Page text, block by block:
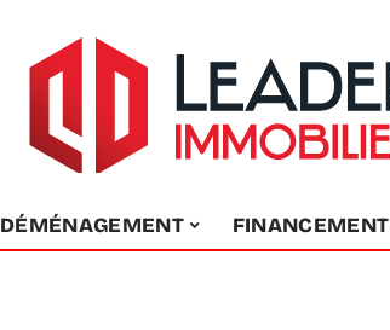
DÉMÉNAGEMENT FINANCEMENT